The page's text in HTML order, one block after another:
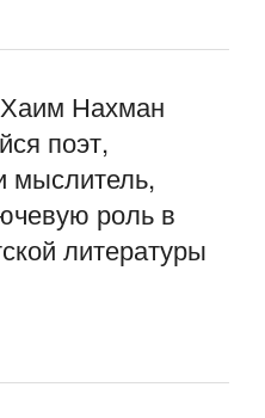
Нахман
поэт,
мыслитель,
роль в
литературы